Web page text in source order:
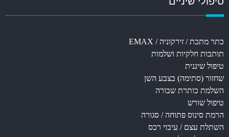
כתר מתכת / זירקוניה / EMAX
תותבות חלקיות ושלמות
טיפול שיננית
שחזור (סתימה) בצבע השן
השלמת כותרת שבורה
טיפול שורש
הרמת סינוס פתוחה / סגורה
השתלת עצם / עיבוי רכס